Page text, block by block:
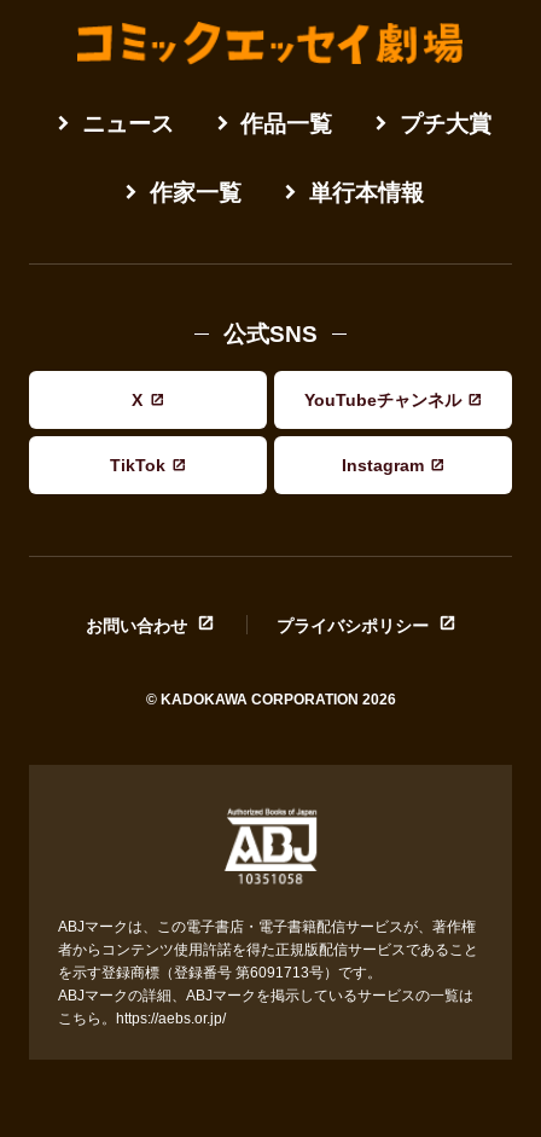
ニュース 作品一覧 プチ大賞
作家一覧 単行本情報
公式SNS
X YouTubeチャンネル
TikTok Instagram
お問い合わせ プライバシポリシー
© KADOKAWA CORPORATION 2026
ABJマークは、この電子書店・電子書籍配信サービスが、著作権
者からコンテンツ使用許諾を得た正規版配信サービスであること
を示す登録商標（登録番号 第6091713号）です。
ABJマークの詳細、ABJマークを掲示しているサービスの一覧は
こちら。
https://aebs.or.jp/